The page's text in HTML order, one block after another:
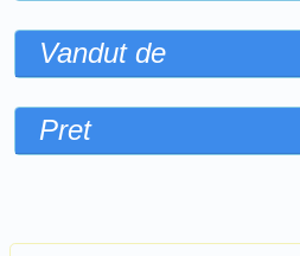
Vandut de
Pret